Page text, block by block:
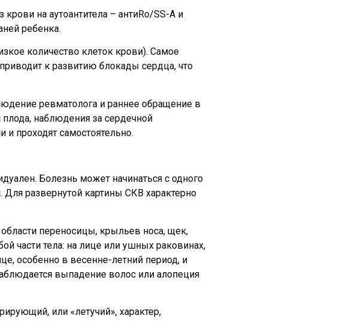
на аутоантитела – антиRo/SS-A и
ребенка.
количество клеток крови). Самое
к развитию блокады сердца, что
ревматолога и раннее обращение в
наблюдения за сердечной
проходят самостоятельно.
Болезнь может начинаться с одного
развернутой картины СКВ характерно
переносицы, крыльев носа, щек,
части тела: на лице или ушных раковинах,
особенно в весенне-летний период, и
выпадение волос или алопеция
или «летучий», характер,